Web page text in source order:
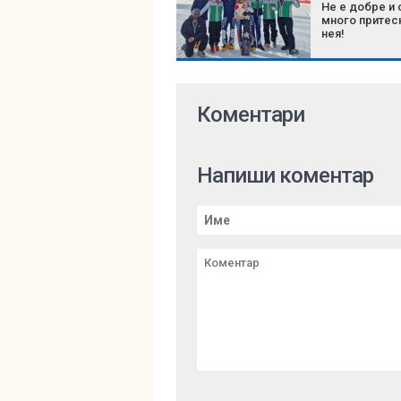
Не е добре и
много
нея!
Коментари
Напиши коментар